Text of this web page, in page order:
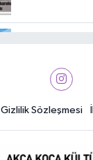
Tanıtım
Özel Körfez
Gizlilik Sözleşmesi